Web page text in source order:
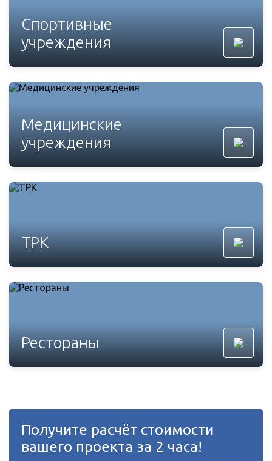
Спортивные
учреждения
Медицинские
учреждения
ТРК
Рестораны
Получите расчёт стоимости
вашего проекта за 2 часа!